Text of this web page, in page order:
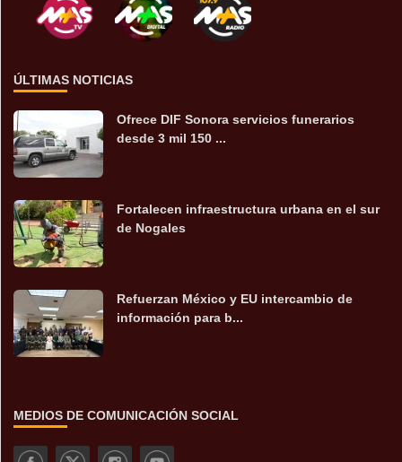
ÚLTIMAS NOTICIAS
Ofrece DIF Sonora servicios funerarios
desde 3 mil 150 ...
Fortalecen infraestructura urbana en el sur
de Nogales
Refuerzan México y EU intercambio de
información para b...
MEDIOS DE COMUNICACIÓN SOCIAL